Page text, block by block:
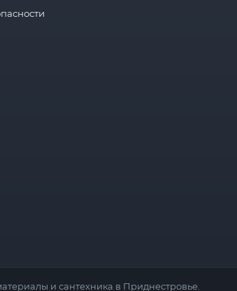
и сантехника в Приднестровье.